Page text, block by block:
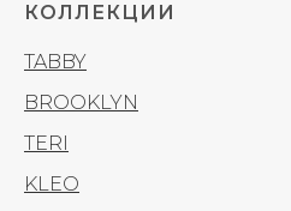
КОЛЛЕКЦИИ
TABBY
BROOKLYN
TERI
KLEO